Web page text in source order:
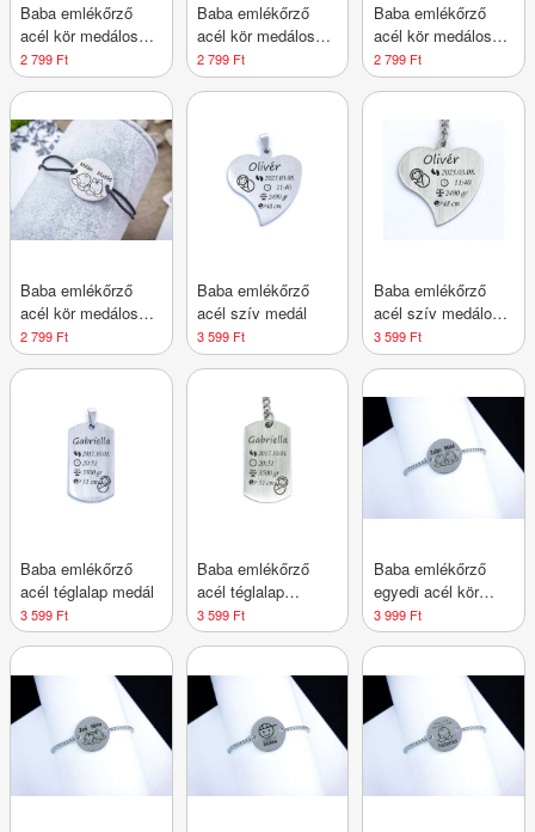
Baba emlékőrző
acél kör medálos
karkötő 2 Lány
2 799 Ft
Baba emlékőrző
acél kör medálos
karkötő Fiú
2 799 Ft
Baba emlékőrző
acél kör medálos
karkötő Lány
2 799 Ft
Baba emlékőrző
acél kör medálos
karkötő Lány Fiú
2 799 Ft
Baba emlékőrző
acél szív medál
3 599 Ft
Baba emlékőrző
acél szív medálos
kulcstartó
3 599 Ft
Baba emlékőrző
acél téglalap medál
3 599 Ft
Baba emlékőrző
acél téglalap
medálos kulcstartó
3 599 Ft
Baba emlékőrző
egyedi acél kör
medálos karlánc 2
Fiú
3 999 Ft